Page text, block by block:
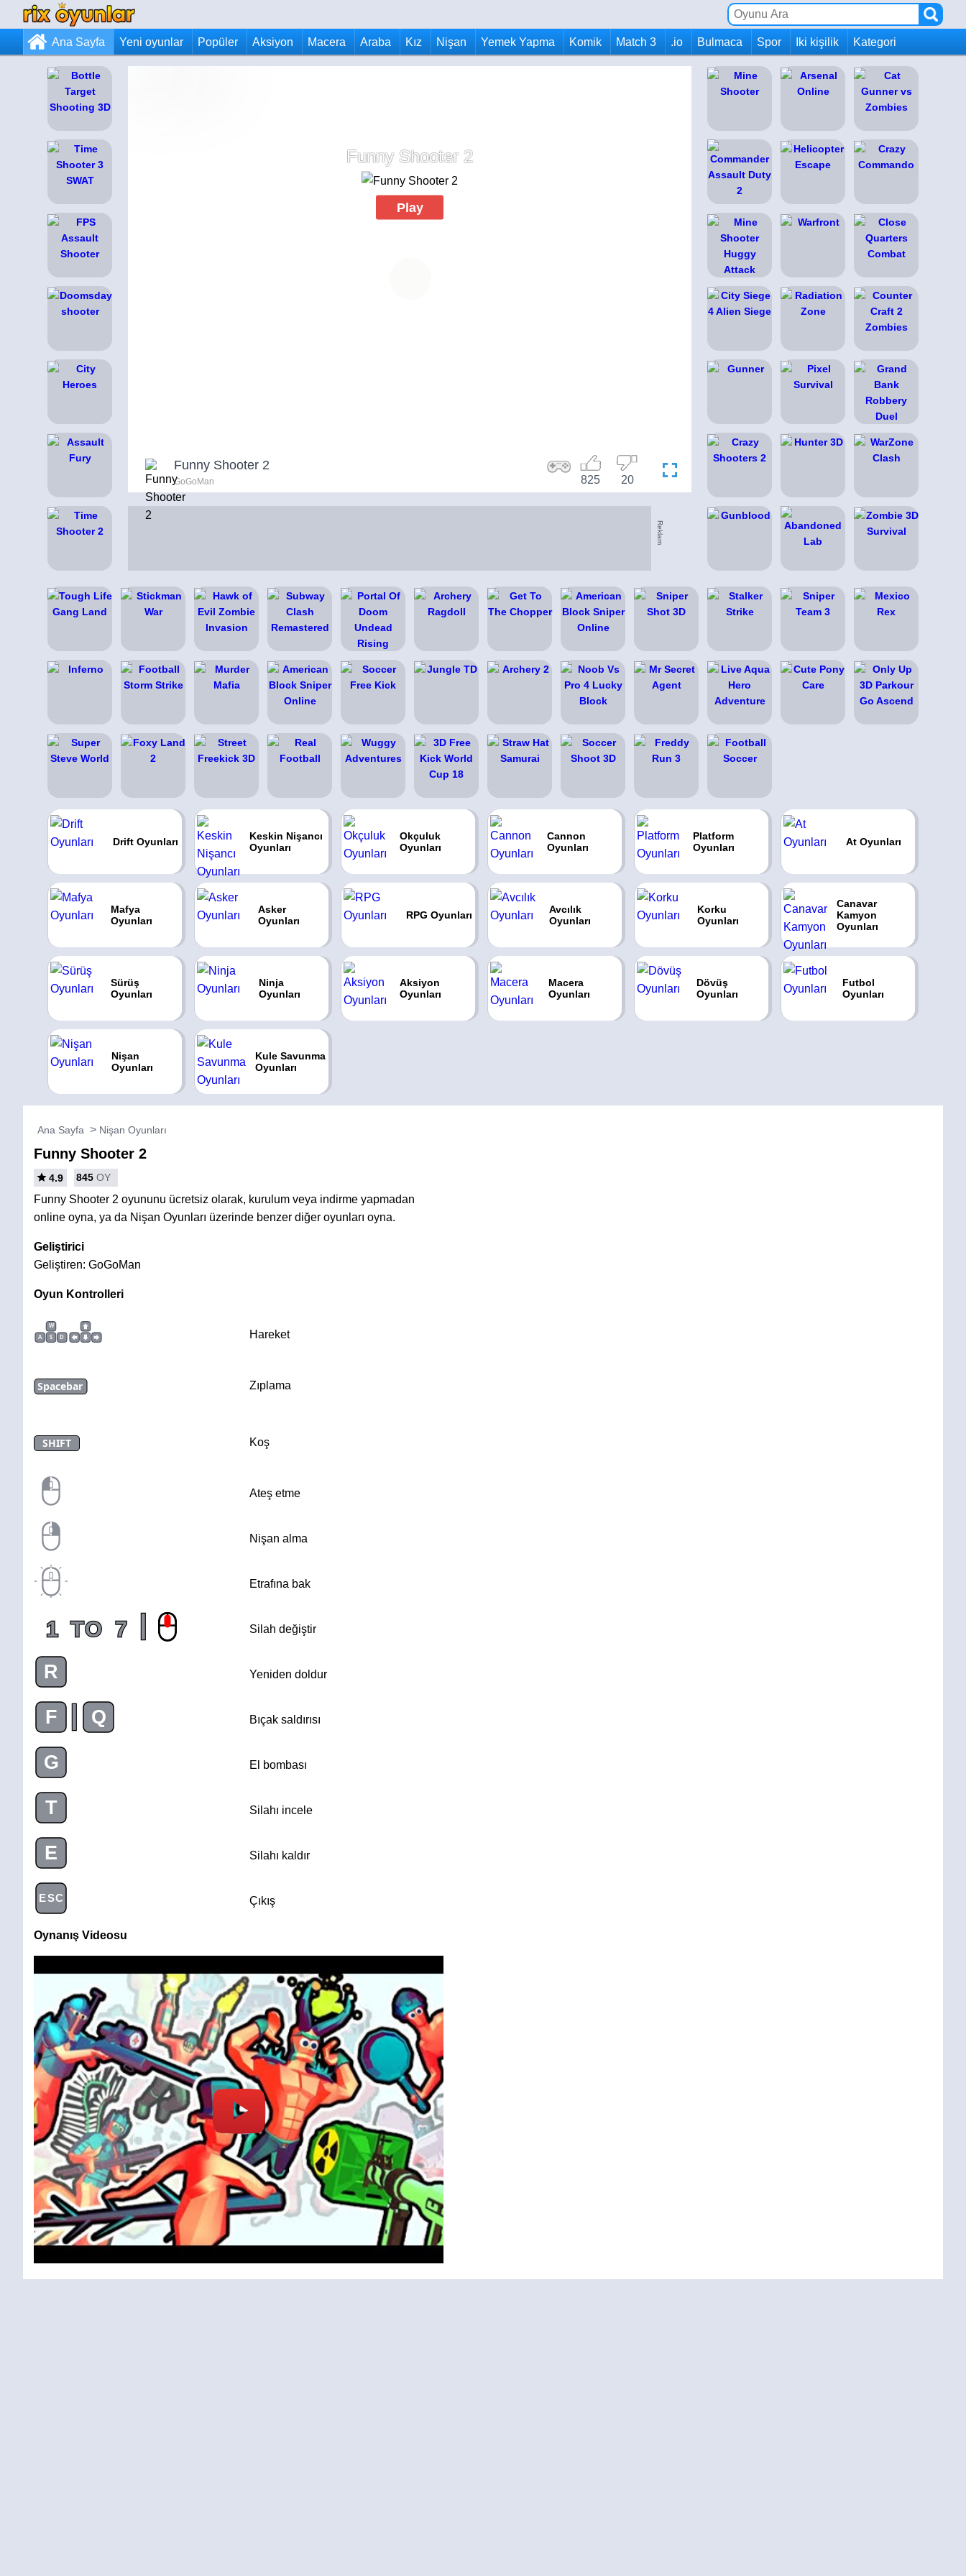
Ana Sayfa Yeni oyunlar Popüler Aksiyon Macera Araba Kız Nişan Yemek Yapma Komik Match 3 .io Bulmaca Spor Iki kişilik Kategori
Funny Shooter 2
Play
Funny Shooter 2
GoGoMan 20
825
Reklam
Drift Oyunları
Keskin Nişancı
Oyunları
Okçuluk
Oyunları
Cannon
Oyunları
Platform
Oyunları
At Oyunları
Mafya
Oyunları
Asker
Oyunları
RPG Oyunları
Avcılık
Oyunları
Korku
Oyunları
Canavar
Kamyon
Oyunları
Sürüş
Oyunları
Ninja
Oyunları
Aksiyon
Oyunları
Macera
Oyunları
Dövüş
Oyunları
Futbol
Oyunları
Nişan
Oyunları
Kule Savunma
Oyunları
Ana Sayfa Nişan Oyunları
Funny Shooter 2
4.9 845 OY
Funny Shooter 2 oyununu ücretsiz olarak, kurulum veya indirme yapmadan
online oyna, ya da Nişan Oyunları üzerinde benzer diğer oyunları oyna.
Geliştirici
Geliştiren: GoGoMan
Oyun Kontrolleri
W
A
S D Hareket
Spacebar Zıplama
SHIFT Koş
Ateş etme
Nişan alma
Etrafına bak
1 TO 7 | Silah değiştir
R Yeniden doldur
F | Q Bıçak saldırısı
G El bombası
T Silahı incele
E Silahı kaldır
ESC Çıkış
Oynanış Videosu